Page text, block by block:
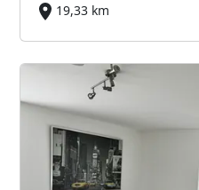
19,33 km